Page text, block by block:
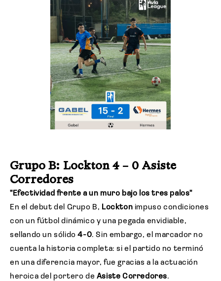
Grupo B: Lockton 4 – 0 Asiste
Corredores
"Efectividad frente a un muro bajo los tres palos"
En el debut del Grupo B, Lockton impuso condiciones
con un fútbol dinámico y una pegada envidiable,
sellando un sólido4-0. Sin embargo, el marcador no
cuenta la historia completa: si el partido no terminó
en una diferencia mayor, fue gracias a la actuación
heroica del portero de Asiste Corredores.